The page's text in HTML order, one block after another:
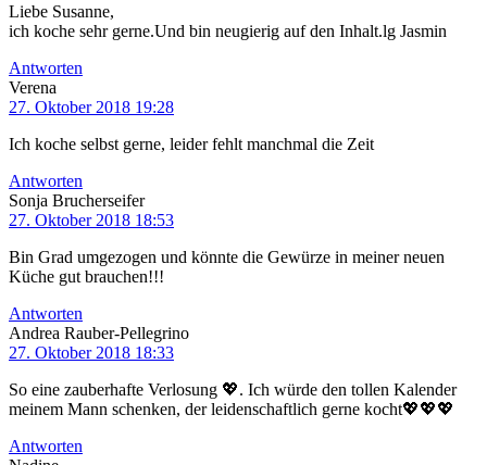
Liebe Susanne,
ich koche sehr gerne.Und bin neugierig auf den Inhalt.lg Jasmin
Antworten
Verena
27. Oktober 2018 19:28
Ich koche selbst gerne, leider fehlt manchmal die Zeit
Antworten
Sonja Brucherseifer
27. Oktober 2018 18:53
Bin Grad umgezogen und könnte die Gewürze in meiner neuen
Küche gut brauchen!!!
Antworten
Andrea Rauber-Pellegrino
27. Oktober 2018 18:33
So eine zauberhafte Verlosung 💖. Ich würde den tollen Kalender
meinem Mann schenken, der leidenschaftlich gerne kocht💖💖💖
Antworten